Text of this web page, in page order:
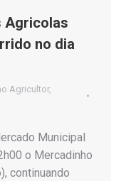
Agricolas
no dia
Agricultor,
Municipal
o Mercadinho
continuando